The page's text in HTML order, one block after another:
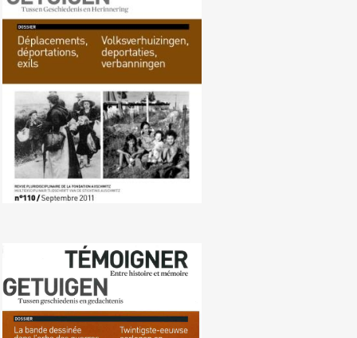
Nr. 110 (10/2011)
Volksverhuizingen, deportaties,
verbanningen
Nr. 109 (03/2011) Oorlogen en
genociden in het stripverhaal